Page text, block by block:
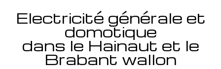
Electricité générale et
domotique
dans le Hainaut et le
Brabant wallon